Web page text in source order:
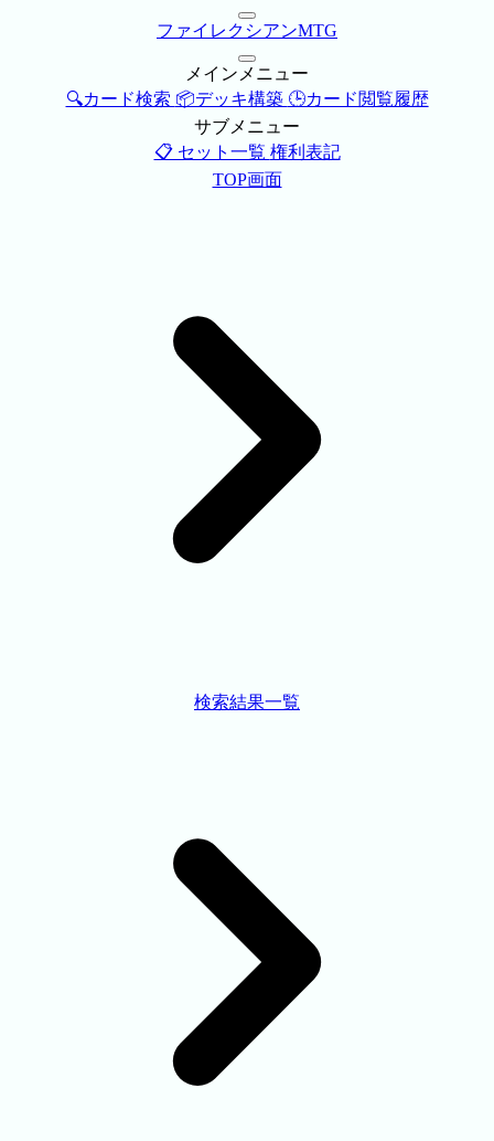
ファイレクシアンMTG
メインメニュー
🔍カード検索 📦デッキ構築 🕒カード閲覧履歴
サブメニュー
📋 セット一覧 権利表記
TOP画面
検索結果一覧